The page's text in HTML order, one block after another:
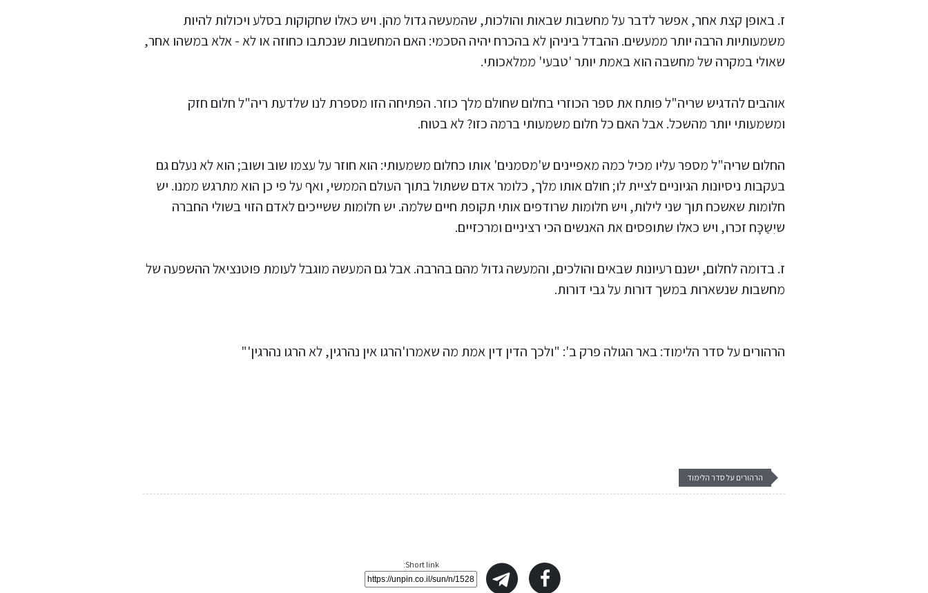
ז. באופן קצת אחר, אפשר לדבר על מחשבות שבאות והולכות, שהמעשה גדול מהן. ויש כאלו שחקוקות בסלע ויכולות להיות
משמעותיות הרבה יותר ממעשים. ההבדל ביניהן לא בהכרח יהיה הסכמי: האם המחשבות שנכתבו כחוזה או לא - אלא במשהו אחר,
שאולי במקרה של מחשבה הוא באמת יותר 'טבעי' ממלאכותי.
אוהבים להדגיש שריה"ל פותח את ספר הכוזרי בחלום שחולם מלך כוזר. הפתיחה הזו מספרת לנו שלדעת ריה"ל חלום חזק
ומשמעותי יותר מהשכל. אבל האם כל חלום משמעותי ברמה כזו? לא בטוח.
החלום שריה"ל מספר עליו מכיל כמה מאפיינים ש'מסמנים' אותו כחלום משמעותי: הוא חוזר על עצמו שוב ושוב; הוא לא נעלם גם
בעקבות ניסיונות הגיוניים לציית לו; חולם אותו מלך, כלומר אדם ששתול בתוך העולם הממשי, ואף על פי כן הוא מתרגש ממנו. יש
חלומות שאשכח תוך שני לילות, ויש חלומות שרודפים אותי תקופת חיים שלמה. יש חלומות ששייכים לאדם הזוי בשולי החברה
שיִשַכָּח זכרו, ויש כאלו שתופסים את האנשים הכי רציניים ומרכזיים.
ז. בדומה לחלום, ישנם רעיונות שבאים והולכים, והמעשה גדול מהם בהרבה. אבל גם המעשה מוגבל לעומת פוטנציאל ההשפעה של
מחשבות שנשארות במשך דורות על גבי דורות.
הרהורים על סדר הלימוד: באר הגולה פרק ב': "ולכך הדין דין אמת מה שאמרו'הרגו אין נהרגין, לא הרגו נהרגין'"
הרהורים על סדר הלימוד
Short link: